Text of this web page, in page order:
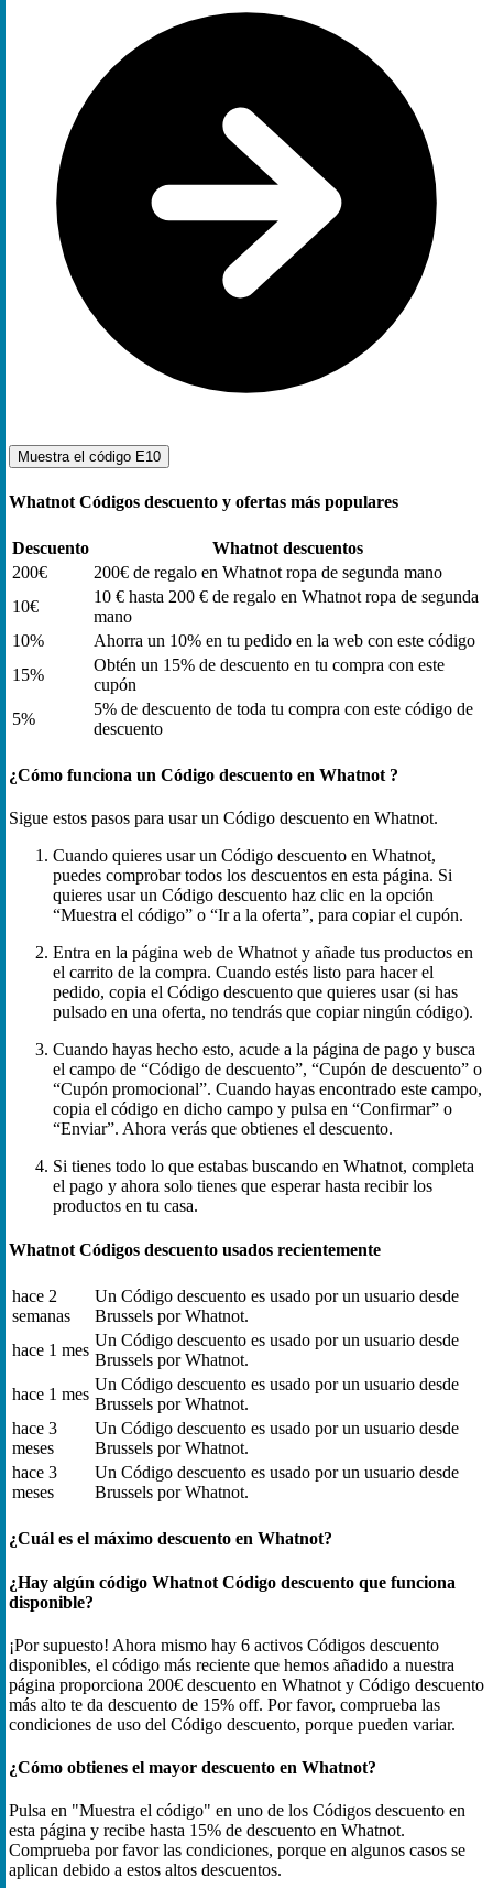
Muestra el código E10
Whatnot Códigos descuento y ofertas más populares
Descuento
Whatnot descuentos
200€
200€ de regalo en Whatnot ropa de segunda mano
10€
10 € hasta 200 € de regalo en Whatnot ropa de segunda
mano
10%
Ahorra un 10% en tu pedido en la web con este código
15%
Obtén un 15% de descuento en tu compra con este
cupón
5%
5% de descuento de toda tu compra con este código de
descuento
¿Cómo funciona un Código descuento en Whatnot ?
Sigue estos pasos para usar un Código descuento en Whatnot.
Cuando quieres usar un Código descuento en Whatnot,
puedes comprobar todos los descuentos en esta página. Si
quieres usar un Código descuento haz clic en la opción
“Muestra el código” o “Ir a la oferta”, para copiar el cupón.
Entra en la página web de Whatnot y añade tus productos en
el carrito de la compra. Cuando estés listo para hacer el
pedido, copia el Código descuento que quieres usar (si has
pulsado en una oferta, no tendrás que copiar ningún código).
Cuando hayas hecho esto, acude a la página de pago y busca
el campo de “Código de descuento”, “Cupón de descuento” o
“Cupón promocional”. Cuando hayas encontrado este campo,
copia el código en dicho campo y pulsa en “Confirmar” o
“Enviar”. Ahora verás que obtienes el descuento.
Si tienes todo lo que estabas buscando en Whatnot, completa
el pago y ahora solo tienes que esperar hasta recibir los
productos en tu casa.
Whatnot Códigos descuento usados recientemente
hace 2
semanas
Un Código descuento es usado por un usuario desde
Brussels por Whatnot.
hace 1 mes
Un Código descuento es usado por un usuario desde
Brussels por Whatnot.
hace 1 mes
Un Código descuento es usado por un usuario desde
Brussels por Whatnot.
hace 3
meses
Un Código descuento es usado por un usuario desde
Brussels por Whatnot.
hace 3
meses
Un Código descuento es usado por un usuario desde
Brussels por Whatnot.
¿Cuál es el máximo descuento en Whatnot?
¿Hay algún código Whatnot Código descuento que funciona
disponible?
¡Por supuesto! Ahora mismo hay 6 activos Códigos descuento
disponibles, el código más reciente que hemos añadido a nuestra
página proporciona 200€ descuento en Whatnot y Código descuento
más alto te da descuento de 15% off. Por favor, comprueba las
condiciones de uso del Código descuento, porque pueden variar.
¿Cómo obtienes el mayor descuento en Whatnot?
Pulsa en "Muestra el código" en uno de los Códigos descuento en
esta página y recibe hasta 15% de descuento en Whatnot.
Comprueba por favor las condiciones, porque en algunos casos se
aplican debido a estos altos descuentos.